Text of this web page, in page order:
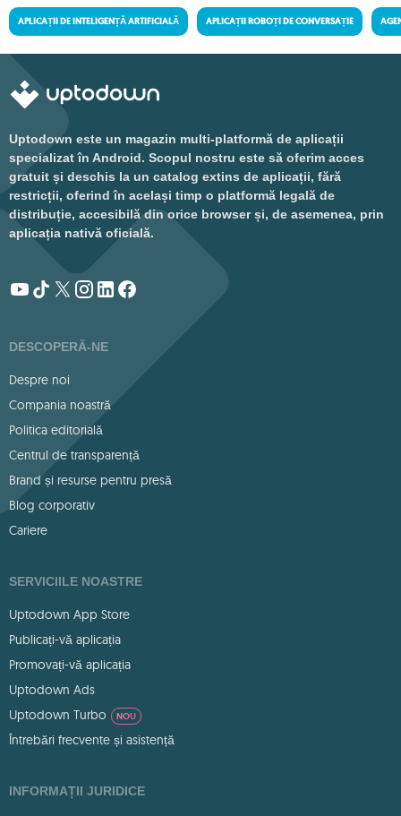
APLICAȚII DE INTELIGENȚĂ ARTIFICIALĂ APLICAȚII ROBOȚI DE CONVERSAȚIE
Uptodown este un magazin multi-platformă de aplicații
specializat în Android. Scopul nostru este să oferim acces
gratuit și deschis la un catalog extins de aplicații, fără
restricții, oferind în același timp o platformă legală de
distribuție, accesibilă din orice browser și, de asemenea, prin
aplicația nativă oficială.
DESCOPERĂ-NE
Despre noi
Compania noastră
Politica editorială
Centrul de transparență
Brand și resurse pentru presă
Blog corporativ
Cariere
SERVICIILE NOASTRE
Uptodown App Store
Publicați-vă aplicația
Promovați-vă aplicația
Uptodown Ads
Uptodown Turbo
NOU
Întrebări frecvente și asistență
INFORMAȚII JURIDICE